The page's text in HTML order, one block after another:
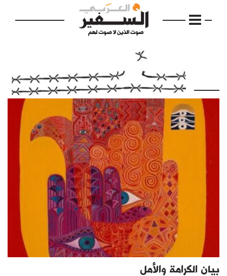
الرئيسية
مواضيع
فكرة
بالصورة
كتّابنا
الأرشيف
بيان الكرامة والأمل